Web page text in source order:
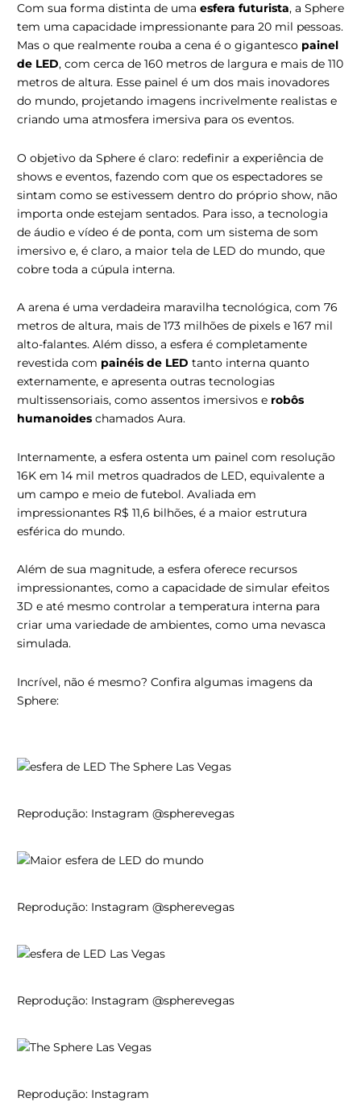
Com sua forma distinta de uma esfera futurista, a Sphere
tem uma capacidade impressionante para 20 mil pessoas.
Mas o que realmente rouba a cena é o gigantesco painel
de LED, com cerca de 160 metros de largura e mais de 110
metros de altura. Esse painel é um dos mais inovadores
do mundo, projetando imagens incrivelmente realistas e
criando uma atmosfera imersiva para os eventos.
O objetivo da Sphere é claro: redefinir a experiência de
shows e eventos, fazendo com que os espectadores se
sintam como se estivessem dentro do próprio show, não
importa onde estejam sentados. Para isso, a tecnologia
de áudio e vídeo é de ponta, com um sistema de som
imersivo e, é claro, a maior tela de LED do mundo, que
cobre toda a cúpula interna.
A arena é uma verdadeira maravilha tecnológica, com 76
metros de altura, mais de 173 milhões de pixels e 167 mil
alto-falantes. Além disso, a esfera é completamente
revestida com painéis de LED tanto interna quanto
externamente, e apresenta outras tecnologias
multissensoriais, como assentos imersivos e robôs
humanoides chamados Aura.
Internamente, a esfera ostenta um painel com resolução
16K em 14 mil metros quadrados de LED, equivalente a
um campo e meio de futebol. Avaliada em
impressionantes R$ 11,6 bilhões, é a maior estrutura
esférica do mundo.
Além de sua magnitude, a esfera oferece recursos
impressionantes, como a capacidade de simular efeitos
3D e até mesmo controlar a temperatura interna para
criar uma variedade de ambientes, como uma nevasca
simulada.
Incrível, não é mesmo? Confira algumas imagens da
Sphere:
Reprodução: Instagram @spherevegas
Reprodução: Instagram @spherevegas
Reprodução: Instagram @spherevegas
Reprodução: Instagram